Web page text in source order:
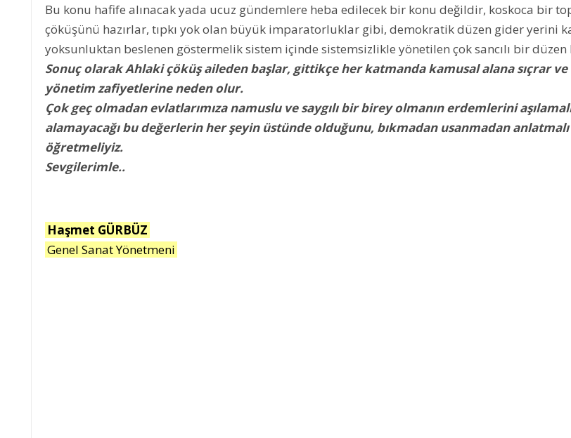
Bu konu hafife alınacak yada ucuz gündemlere heba edilecek bir konu değildir, koskoca bir
çöküşünü hazırlar, tıpkı yok olan büyük imparatorluklar gibi, demokratik düzen gider yerini
yoksunluktan beslenen göstermelik sistem içinde sistemsizlikle yönetilen çok sancılı bir
Sonuç olarak Ahlaki çöküş aileden başlar, gittikçe her katmanda kamusal alana sıçrar
yönetim zafiyetlerine neden olur.
Çok geç olmadan evlatlarımıza namuslu ve saygılı bir birey olmanın erdemlerini
alamayacağı bu değerlerin her şeyin üstünde olduğunu, bıkmadan usanmadan
öğretmeliyiz.
Sevgilerimle..
Haşmet GÜRBÜZ
Genel Sanat Yönetmeni